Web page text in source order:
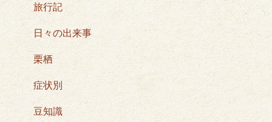
旅行記
日々の出来事
栗栖
症状別
豆知識